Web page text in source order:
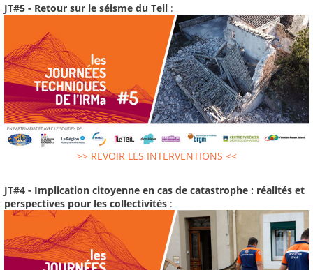
JT#5 - Retour sur le séisme du Teil :
>> REVOIR LES INTERVENTIONS <<
JT#4 - Implication citoyenne en cas de catastrophe : réalités et
perspectives pour les collectivités :